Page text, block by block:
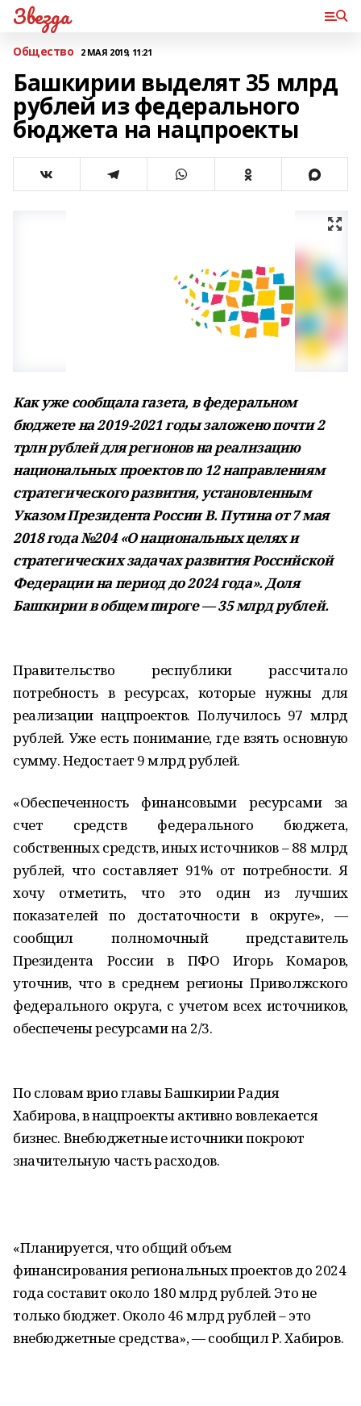
Звезда
Общество 2 МАЯ 2019, 11:21
Башкирии выделят 35 млрд
рублей из федерального
бюджета на нацпроекты
Как уже сообщала газета, в федеральном
бюджете на 2019-2021 годы заложено почти 2
трлн рублей для регионов на реализацию
национальных проектов по 12 направлениям
стратегического развития, установленным
Указом Президента России В. Путина от 7 мая
2018 года №204 «О национальных целях и
стратегических задачах развития Российской
Федерации на период до 2024 года». Доля
Башкирии в общем пироге — 35 млрд рублей.
Правительство республики рассчитало
потребность в ресурсах, которые нужны для
реализации нацпроектов. Получилось 97 млрд
рублей. Уже есть понимание, где взять основную
сумму. Недостает 9 млрд рублей.
«Обеспеченность финансовыми ресурсами за
счет средств федерального бюджета,
собственных средств, иных источников – 88 млрд
рублей, что составляет 91% от потребности. Я
хочу отметить, что это один из лучших
показателей по достаточности в округе», —
сообщил полномочный представитель
Президента России в ПФО Игорь Комаров,
уточнив, что в среднем регионы Приволжского
федерального округа, с учетом всех источников,
обеспечены ресурсами на 2/3.
По словам врио главы Башкирии Радия
Хабирова, в нацпроекты активно вовлекается
бизнес. Внебюджетные источники покроют
значительную часть расходов.
«Планируется, что общий объем
финансирования региональных проектов до 2024
года составит около 180 млрд рублей. Это не
только бюджет. Около 46 млрд рублей – это
внебюджетные средства», — сообщил Р. Хабиров.